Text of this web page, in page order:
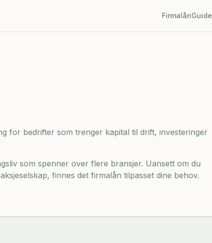
FirmalånGuide
for bedrifter som trenger kapital til drift, investeringer
som spenner over flere bransjer. Uansett om du
finnes det firmalån tilpasset dine behov.